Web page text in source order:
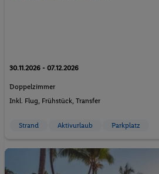
30.11.2026 - 07.12.2026
Doppelzimmer
Inkl. Flug, Frühstück, Transfer
Strand Aktivurlaub Parkplatz